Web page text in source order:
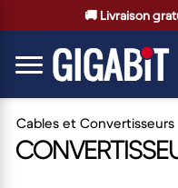
🚚 Livraison
Cables et Convertisseurs